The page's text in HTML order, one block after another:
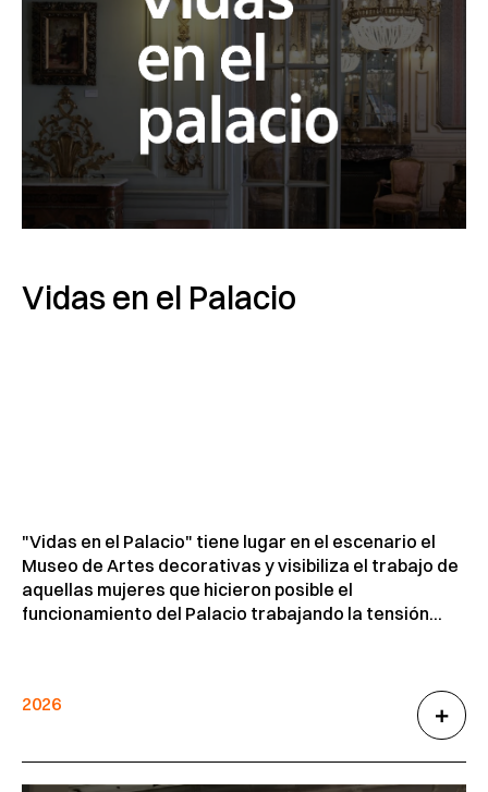
Vidas en el Palacio
"Vidas en el Palacio" tiene lugar en el escenario el
Museo de Artes decorativas y visibiliza el trabajo de
aquellas mujeres que hicieron posible el
funcionamiento del Palacio trabajando la tensión...
2026